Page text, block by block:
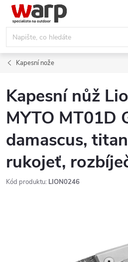
Přejít
obsah
Kapesní nože
Kapesní nůž
MYTO MT01D
damascus,
rukojeť,
Kód produktu: LION0246